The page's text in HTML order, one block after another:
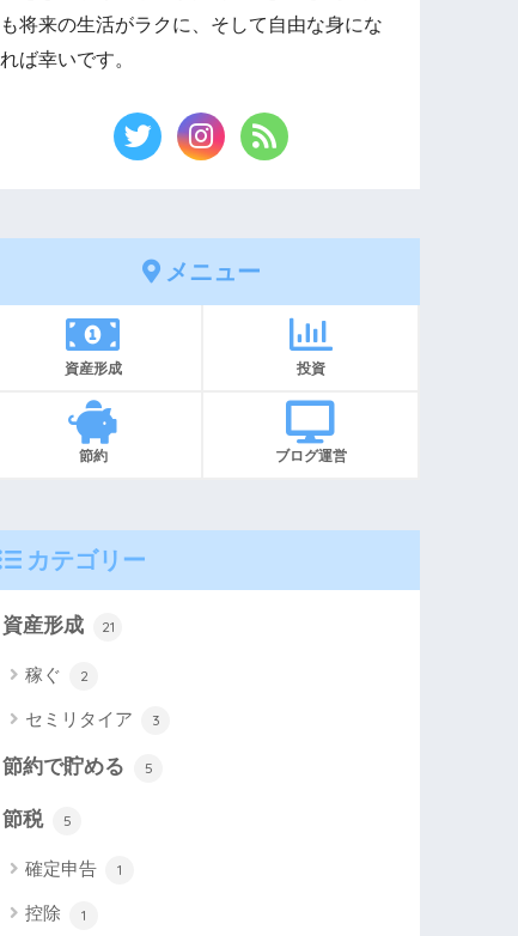
も将来の生活がラクに、そして自由な身にな
れば幸いです。
メニュー
資産形成 投資
節約 ブログ運営
カテゴリー
資産形成 21
稼ぐ 2
セミリタイア 3
節約で貯める 5
節税 5
確定申告 1
控除 1